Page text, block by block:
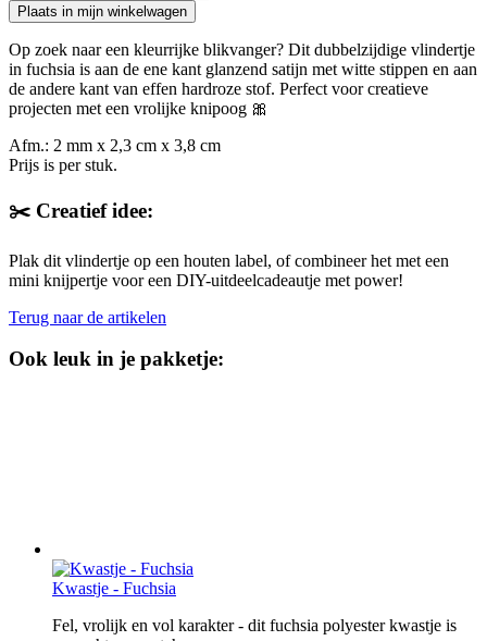
Plaats in mijn winkelwagen
Op zoek naar een kleurrijke blikvanger? Dit dubbelzijdige vlindertje
in fuchsia is aan de ene kant glanzend satijn met witte stippen en aan
de andere kant van effen hardroze stof. Perfect voor creatieve
projecten met een vrolijke knipoog 🎀
Afm.: 2 mm x 2,3 cm x 3,8 cm
Prijs is per stuk.
✂️ Creatief idee:
Plak dit vlindertje op een houten label, of combineer het met een
mini knijpertje voor een DIY-uitdeelcadeautje met power!
Terug naar de artikelen
Ook leuk in je pakketje:
Kwastje - Fuchsia
Fel, vrolijk en vol karakter - dit fuchsia polyester kwastje is